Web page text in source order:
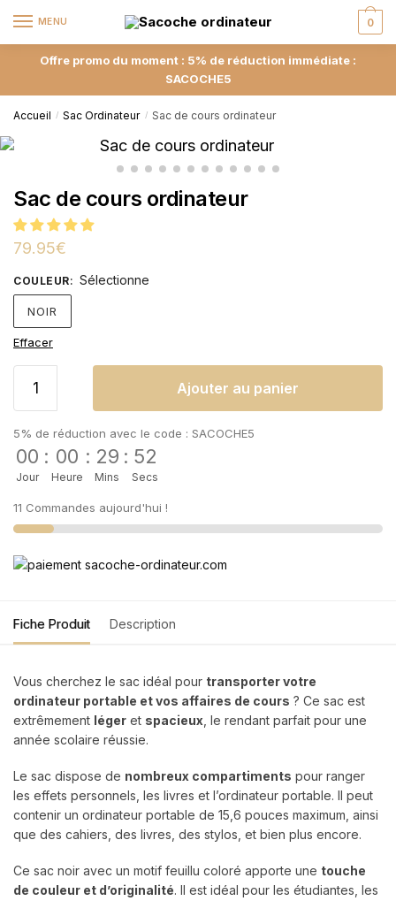
MENU 0
Offre promo du moment : 5% de réduction immédiate :
SACOCHE5
Accueil / Sac Ordinateur / Sac de cours ordinateur
Sac de cours ordinateur
79.95€
COULEUR: Sélectionne
NOIR
Effacer
Ajouter au panier
5% de réduction avec le code : SACOCHE5
00
Jour
: 00
Heure
: 29
Mins
: 51
Secs
11 Commandes aujourd'hui !
Fiche Produit Description
Vous cherchez le sac idéal pour transporter votre
ordinateur portable et vos affaires de cours ? Ce sac est
extrêmement léger et spacieux , le rendant parfait pour une
année scolaire réussie.
Le sac dispose de nombreux compartiments pour ranger
les effets personnels, les livres et l’ordinateur portable. Il peut
contenir un ordinateur portable de 15,6 pouces maximum, ainsi
que des cahiers, des livres, des stylos, et bien plus encore.
Ce sac noir avec un motif feuillu coloré apporte une touche
de couleur et d’originalité. Il est idéal pour les étudiantes, les